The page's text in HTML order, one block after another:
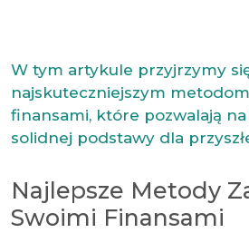
W tym artykule przyjrzymy
najskuteczniejszym
finansami, które pozwalają
solidnej podstawy dla
Najlepsze Metody
Swoimi Finansami